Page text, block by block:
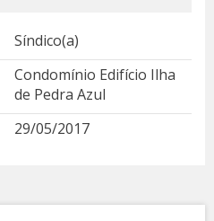
Síndico(a)
Condomínio Edifício Ilha
de Pedra Azul
29/05/2017